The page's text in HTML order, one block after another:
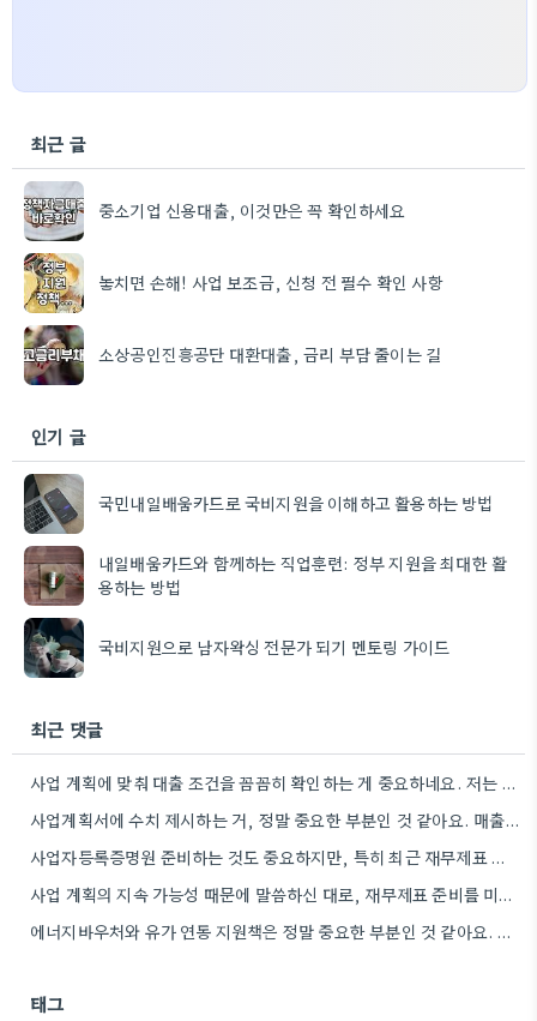
최근 글
중소기업 신용대출, 이것만은 꼭 확인하세요
놓치면 손해! 사업 보조금, 신청 전 필수 확인 사항
소상공인진흥공단 대환대출, 금리 부담 줄이는 길
인기 글
국민내일배움카드로 국비지원을 이해하고 활용하는 방법
내일배움카드와 함께하는 직업훈련: 정부 지원을 최대한 활
용하는 방법
국비지원으로 남자왁싱 전문가 되기 멘토링 가이드
최근 댓글
사업 계획에 맞춰 대출 조건을 꼼꼼히 확인하는 게 중요하네요. 저는 사업 확장 시 금리 변화를…
사업계획서에 수치 제시하는 거, 정말 중요한 부분인 것 같아요. 매출 성장률이나 고용 목표를 구체적으로 적으면…
사업자등록증명원 준비하는 것도 중요하지만, 특히 최근 재무제표 유효기간 꼭 확인해야 해요. 제가 최근 사업 계획서…
사업 계획의 지속 가능성 때문에 말씀하신 대로, 재무제표 준비를 미리 해두는 게 정말 중요하네요. 특히…
에너지바우처와 유가 연동 지원책은 정말 중요한 부분인 것 같아요. 특히 농어민분들이 에너지 가격 변동에 덜…
태그